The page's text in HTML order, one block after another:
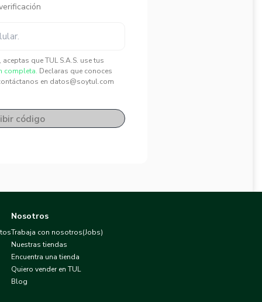
que TUL S.A.S. use tus
completa. Declaras que conoces
en datos@soytul.com
código
Nosotros
Trabaja con nosotros(Jobs)
Nuestras tiendas
Encuentra una tienda
Quiero vender en TUL
Blog